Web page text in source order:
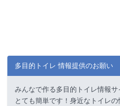
多目的トイレ 情報提供のお願い
みんなで作る多目的トイレ情報
とても簡単です！身近なトイレの